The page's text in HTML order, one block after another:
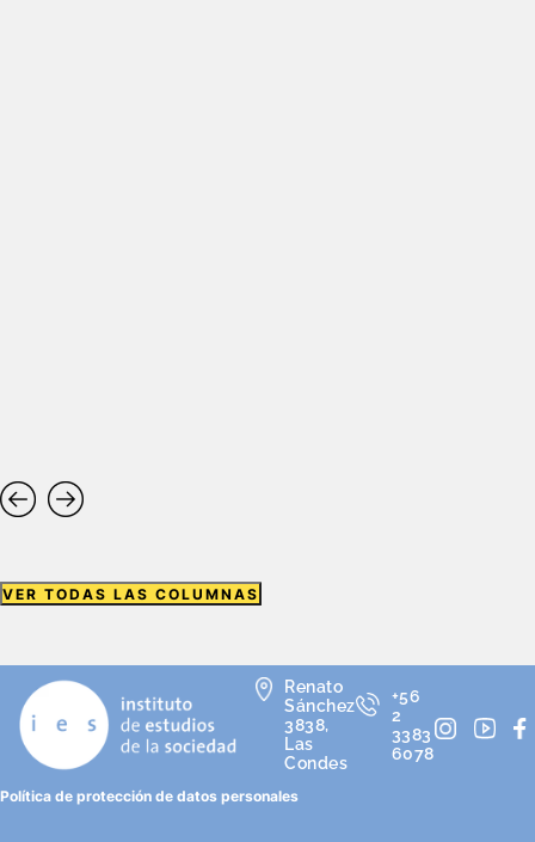
VER TODAS LAS COLUMNAS
Renato
Sánchez
3838,
Las
Condes
+56
2
3383
6078
Política de protección de datos personales